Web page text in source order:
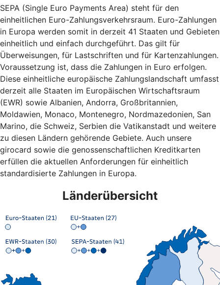
SEPA (Single Euro Payments Area) steht für den
einheitlichen Euro-Zahlungsverkehrsraum. Euro-Zahlungen
in Europa werden somit in derzeit 41 Staaten und Gebieten
einheitlich und einfach durchgeführt. Das gilt für
Überweisungen, für Lastschriften und für Kartenzahlungen.
Voraussetzung ist, dass die Zahlungen in Euro erfolgen.
Diese einheitliche europäische Zahlungslandschaft umfasst
derzeit alle Staaten im Europäischen Wirtschaftsraum
(EWR) sowie Albanien, Andorra, Großbritannien,
Moldawien, Monaco, Montenegro, Nordmazedonien, San
Marino, die Schweiz, Serbien die Vatikanstadt und weitere
zu diesen Ländern gehörende Gebiete. Auch unsere
girocard sowie die genossenschaftlichen Kreditkarten
erfüllen die aktuellen Anforderungen für einheitlich
standardisierte Zahlungen in Europa.
Länderübersicht